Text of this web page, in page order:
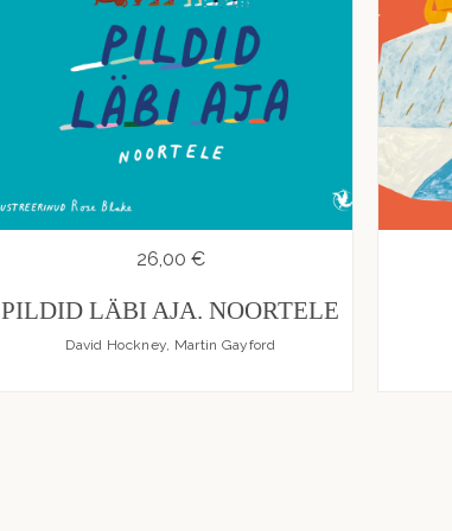
26,00 €
PILDID LÄBI AJA. NOORTELE
David Hockney, Martin Gayford